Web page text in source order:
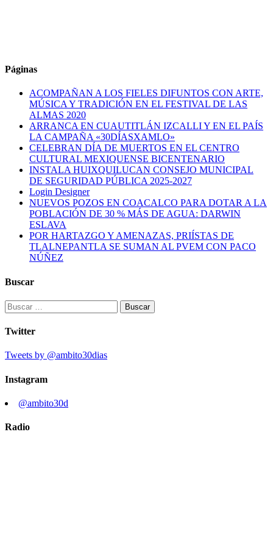
Páginas
ACOMPAÑAN A LOS FIELES DIFUNTOS CON ARTE,
MÚSICA Y TRADICIÓN EN EL FESTIVAL DE LAS
ALMAS 2020
ARRANCA EN CUAUTITLÁN IZCALLI Y EN EL PAÍS
LA CAMPAÑA «30DÍASXAMLO»
CELEBRAN DÍA DE MUERTOS EN EL CENTRO
CULTURAL MEXIQUENSE BICENTENARIO
INSTALA HUIXQUILUCAN CONSEJO MUNICIPAL
DE SEGURIDAD PÚBLICA 2025-2027
Login Designer
NUEVOS POZOS EN COACALCO PARA DOTAR A LA
POBLACIÓN DE 30 % MÁS DE AGUA: DARWIN
ESLAVA
POR HARTAZGO Y AMENAZAS, PRIÍSTAS DE
TLALNEPANTLA SE SUMAN AL PVEM CON PACO
NÚÑEZ
Buscar
Buscar:
Twitter
Tweets by @ambito30dias
Instagram
@ambito30d
Radio